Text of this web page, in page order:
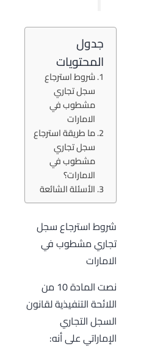
جدول
المحتويات
شروط استرجاع
سجل تجاري
مشطوب في
الامارات
ما طريقة استرجاع
سجل تجاري
مشطوب في
الامارات؟
الأسئلة الشائعة
شروط استرجاع سجل
تجاري مشطوب في
الامارات
نصت المادة 10 من
اللائحة التنفيذية لقانون
السجل التجاري
الإماراتي على أنه: